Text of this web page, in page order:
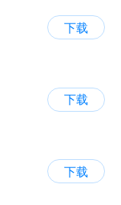
下载
下载
下载